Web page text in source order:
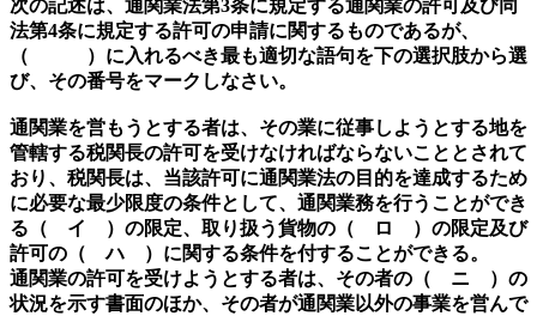
次の記述は、通関業法第3条に規定する通関業の許可及び同
法第4条に規定する許可の申請に関するものであるが、
（ ）に入れるべき最も適切な語句を下の選択肢から選
び、その番号をマークしなさい。
通関業を営もうとする者は、その業に従事しようとする地を
管轄する税関長の許可を受けなければならないこととされて
おり、税関長は、当該許可に通関業法の目的を達成するため
に必要な最少限度の条件として、通関業務を行うことができ
る（ イ ）の限定、取り扱う貨物の（ ロ ）の限定及び
許可の（ ハ ）に関する条件を付することができる。
通関業の許可を受けようとする者は、その者の（ ニ ）の
状況を示す書面のほか、その者が通関業以外の事業を営んで